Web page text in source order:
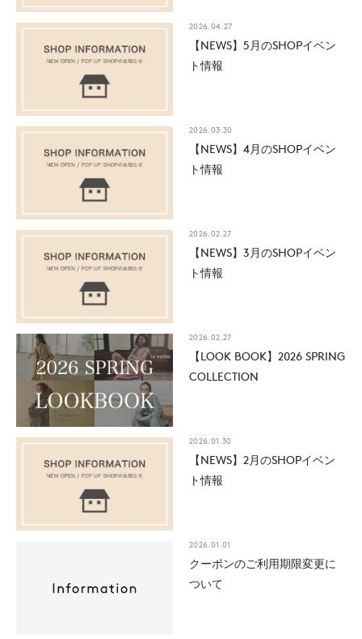
2026.04.27
【NEWS】5月のSHOPイベン
ト情報
2026.03.30
【NEWS】4月のSHOPイベン
ト情報
2026.02.27
【NEWS】3月のSHOPイベン
ト情報
2026.02.27
【LOOK BOOK】2026 SPRING
COLLECTION
2026.01.30
【NEWS】2月のSHOPイベン
ト情報
2026.01.01
クーポンのご利用期限変更に
ついて